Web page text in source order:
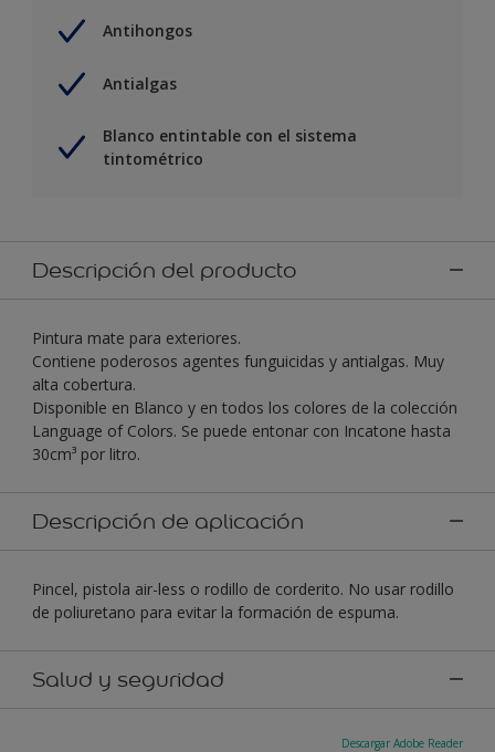
Antihongos
Antialgas
Blanco entintable con el sistema
tintométrico
Descripción del producto
Pintura mate para exteriores.
Contiene poderosos agentes funguicidas y antialgas. Muy
alta cobertura.
Disponible en Blanco y en todos los colores de la colección
Language of Colors. Se puede entonar con Incatone hasta
30cm³ por litro.
Descripción de aplicación
Pincel, pistola air-less o rodillo de corderito. No usar rodillo
de poliuretano para evitar la formación de espuma.
Salud y seguridad
Descargar Adobe Reader